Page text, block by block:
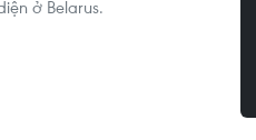
ở Belarus.